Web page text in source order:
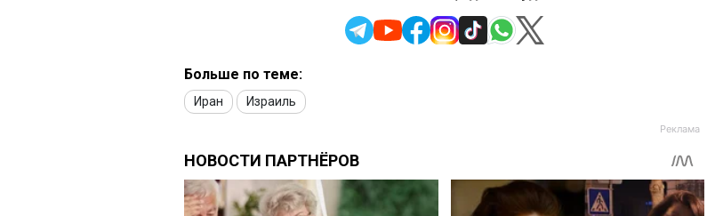
Больше по теме:
Иран Израиль